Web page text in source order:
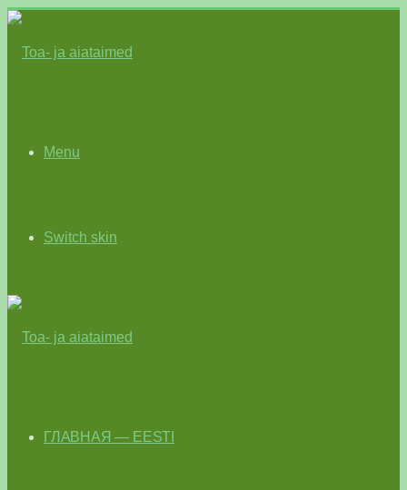
Menu
Switch skin
ГЛАВНАЯ — EESTI